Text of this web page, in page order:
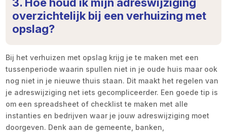
3. Hoe houd ik mijn adreswijziging
overzichtelijk bij een verhuizing met
opslag?
Bij het verhuizen met opslag krijg je te maken met een
tussenperiode waarin spullen niet in je oude huis maar ook
nog niet in je nieuwe thuis staan. Dit maakt het regelen van
je adreswijziging net iets gecompliceerder. Een goede tip is
om een spreadsheet of checklist te maken met alle
instanties en bedrijven waar je jouw adreswijziging moet
doorgeven. Denk aan de gemeente, banken,